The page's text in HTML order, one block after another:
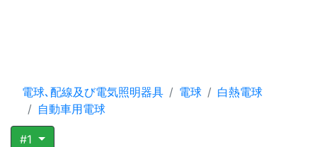
電球､配線及び電気照明器具 電球
白熱電球
自動車用電球
#1